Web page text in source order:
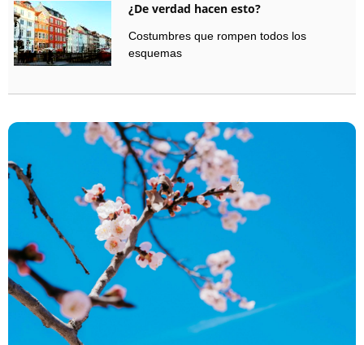
¿De verdad hacen esto?
Costumbres que rompen todos los
esquemas